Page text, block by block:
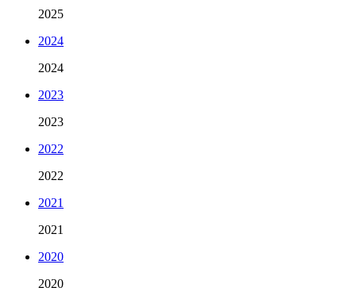
2025
2024
2024
2023
2023
2022
2022
2021
2021
2020
2020